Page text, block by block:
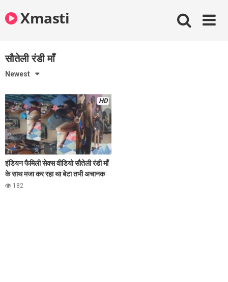
to
contentXmasti
सौतेली रंडी माँ
Newest
HD
इंडियन फैमिली सेक्स वीडियो सौतेली रंडी माँ
के साथ मजा कर रहा था बेटा तभी अचानक
आ गया बाप
182